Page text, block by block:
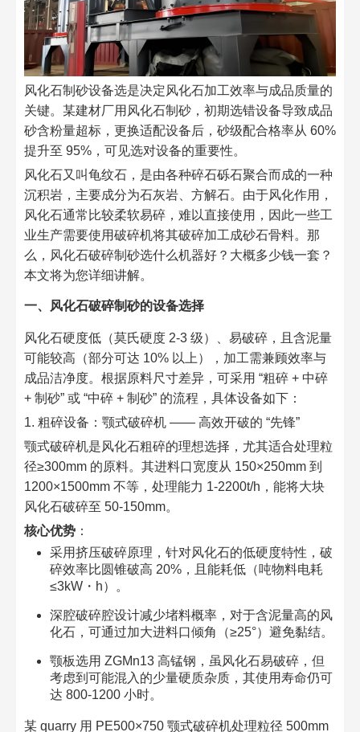
风化石制砂设备选是决定风化石加工效率与成品质量的
关键。某建材厂用风化石制砂，初期选错设备导致成品
砂含粉量超标，更换适配设备后，砂级配合格率从 60%
提升至 95%，可见选对设备的重要性。​
风化石又叫龟纹石，是由各种碎石砾石聚合而成的一种
沉积岩，主要成分为石灰岩、方解石。由于风化作用，
风化石通常比较柔软易碎，难以直接使用，因此一些工
业生产需要使用破碎机将其破碎加工成砂石骨料。那
么，风化石破碎制砂选什么机器好？大概多少钱一套？
本文将为您详细讲解。​
一、风化石破碎制砂的设备选择​
风化石硬度低（莫氏硬度 2-3 级）、易破碎，且含泥量
可能较高（部分可达 10% 以上），加工需兼顾效率与
成品洁净度。根据原料尺寸差异，可采用 “粗碎 + 中碎
+ 制砂” 或 “中碎 + 制砂” 的流程，具体设备如下：​
1. 粗碎设备：颚式破碎机 —— 高效开破的 “先锋”​
颚式破碎机是风化石粗碎的理想选择，尤其适合处理粒
径≥300mm 的原料。其进料口宽度从 150×250mm 到
1200×1500mm 不等，处理能力 1-2200t/h，能将大块
风化石破碎至 50-150mm。​
核心优势：​
采用挤压破碎原理，针对风化石的低硬度特性，破
碎效率比圆锥破高 20%，且能耗低（吨物料电耗
≤3kW・h）。​
深腔破碎腔设计减少堵料概率，对于含泥量高的风
化石，可通过加大进料口倾角（≥25°）避免黏结。​
颚板选用 ZGMn13 高锰钢，虽风化石易破碎，但
考虑到可能混入的少量硬质杂质，其使用寿命仍可
达 800-1200 小时。​
某 quarry 用 PE500×750 颚式破碎机处理粒径 500mm